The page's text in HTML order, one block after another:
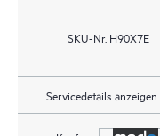
SKU-Nr. H90X7E
Servicedetails anzeigen